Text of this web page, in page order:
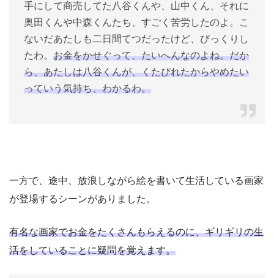
手にして商売してた八谷くんや、山中くん、それに
奥田くんや中森くんたち、すごく苦労したのよ。こ
ないだあたしも二日間てつだったけど、びっくりし
たわ。 お金をかせぐって、たいへんなのよね。だか
ら、あたしは八谷くんが、くたびれたからやめたい
っていう気持ち、わかるわ。
一方で、途中、放浪しながら絵を書いて生活している画家
が登場するシーンがありました。
有名な画家でお金をたくさんもらえるのに、ギリギリの生
活をしていることに疑問を覚えます。